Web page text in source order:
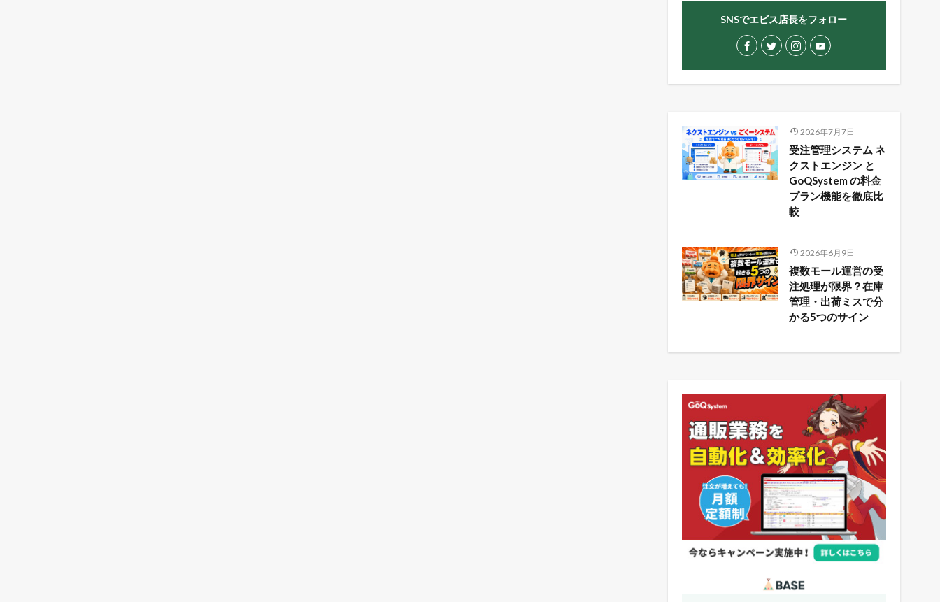
SNSでエビス店長をフォロー
2026年7月7日
受注管理システム ネ
クストエンジン と
GoQSystem の料金
プラン機能を徹底比
較
2026年6月9日
複数モール運営の受
注処理が限界？在庫
管理・出荷ミスで分
かる5つのサイン